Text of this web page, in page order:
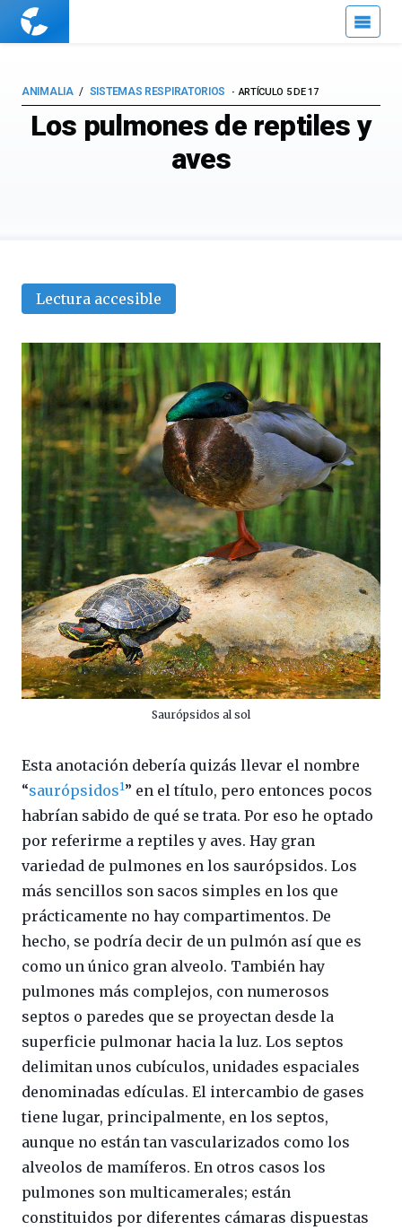
Cuaderno
Los pulmones de reptiles y
aves
ANIMALIA SISTEMAS RESPIRATORIOS ARTÍCULO 5 DE 17
Lectura accesible
Saurópsidos al sol
Esta anotación debería quizás llevar el nombre
“saurópsidos1” en el título, pero entonces pocos
habrían sabido de qué se trata. Por eso he optado
por referirme a reptiles y aves. Hay gran
variedad de pulmones en los saurópsidos. Los
más sencillos son sacos simples en los que
prácticamente no hay compartimentos. De
hecho, se podría decir de un pulmón así que es
como un único gran alveolo. También hay
pulmones más complejos, con numerosos
septos o paredes que se proyectan desde la
superficie pulmonar hacia la luz. Los septos
delimitan unos cubículos, unidades espaciales
denominadas edículas. El intercambio de gases
tiene lugar, principalmente, en los septos,
aunque no están tan vascularizados como los
alveolos de mamíferos. En otros casos los
pulmones son multicamerales; están
constituidos por diferentes cámaras dispuestas